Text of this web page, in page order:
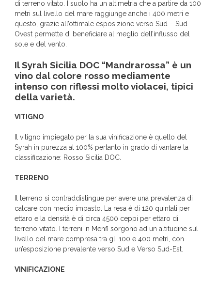
di terreno vitato. I suolo ha un altimetria che a partire da 100
metri sul livello del mare raggiunge anche i 400 metri e
questo, grazie all’ottimale esposizione verso Sud – Sud
Ovest permette di beneficiare al meglio dell’influsso del
sole e del vento.
Il Syrah Sicilia DOC “Mandrarossa” è un
vino dal colore rosso mediamente
intenso con riflessi molto violacei, tipici
della varietà.
VITIGNO
Il vitigno impiegato per la sua vinificazione è quello del
Syrah in purezza al 100% pertanto in grado di vantare la
classificazione: Rosso Sicilia DOC.
TERRENO
Il terreno si contraddistingue per avere una prevalenza di
calcare con medio impasto. La resa è di 120 quintali per
ettaro e la densità è di circa 4500 ceppi per ettaro di
terreno vitato. I terreni in Menfi sorgono ad un altitudine sul
livello del mare compresa tra gli 100 e 400 metri, con
un’esposizione prevalente verso Sud e Verso Sud-Est.
VINIFICAZIONE